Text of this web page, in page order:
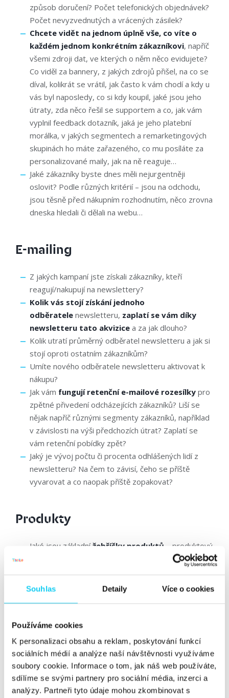
Souhlas Detaily Více o cookies
Používáme cookies
K personalizaci obsahu a reklam, poskytování funkcí
sociálních médií a analýze naší návštěvnosti využíváme
soubory cookie. Informace o tom, jak náš web používáte,
sdílíme se svými partnery pro sociální média, inzerci a
analýzy. Partneři tyto údaje mohou zkombinovat s
způsob doručení? Počet telefonických objednávek?
Počet nevyzvednutých a vrácených zásilek?
Chcete vidět na jednom úplně vše, co víte o
každém jednom konkrétním zákazníkovi, napříč
všemi zdroji dat, ve kterých o něm něco evidujete?
Co viděl za bannery, z jakých zdrojů přišel, na co se
díval, kolikrát se vrátil, jak často k vám chodí a kdy u
vás byl naposledy, co si kdy koupil, jaké jsou jeho
útraty, zda něco řešil se supportem a co, jak vám
vyplnil feedback dotazník, jaká je jeho platební
morálka, v jakých segmentech a remarketingových
skupinách ho máte zařazeného, co mu posíláte za
personalizované maily, jak na ně reaguje…
Jaké zákazníky byste dnes měli nejurgentněji
oslovit? Podle různých kritérií – jsou na odchodu,
jsou těsně před nákupním rozhodnutím, něco zrovna
dneska hledali či dělali na webu…
E-mailing
Z jakých kampaní jste získali zákazníky, kteří
reagují/nakupují na newslettery?
Kolik vás stojí získání jednoho
odběratele newsletteru, zaplatí se vám díky
newsletteru tato akvizice a za jak dlouho?
Kolik utratí průměrný odběratel newsletteru a jak si
stojí oproti ostatním zákazníkům?
Umíte nového odběratele newsletteru aktivovat k
nákupu?
Jak vám fungují retenční e-mailové rozesílky pro
zpětné přivedení odcházejících zákazníků? Liší se
nějak napříč různými segmenty zákazníků, například
v závislosti na výši předchozích útrat? Zaplatí se
vám retenční pobídky zpět?
Jaký je vývoj počtu či procenta odhlášených lidí z
newsletteru? Na čem to závisí, čeho se příště
vyvarovat a co naopak příště zopakovat?
Produkty
Jaké jsou základnížebříčky produktů – produktový
konverzní poměr, prodej kusů, tržby, celkové marže,
metriky vyvíjí v čase nejen na úrovni celého e-shopu,
Které další produkty se objednávají nejčastěji
společně s vybraným jedním konkrétním
produktem?
Ať už v jednom košíku, nebo i v dalších
transakcích stejného zákazníka?
Jak se